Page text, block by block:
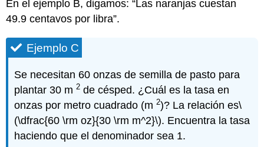
En el ejemplo B, digamos: “Las naranjas cuestan
49.9 centavos por libra”.
Ejemplo C
Se necesitan 60 onzas de semilla de pasto para
plantar 30 m2 de césped. ¿Cuál es la tasa en
onzas por metro cuadrado (m2)? La relación es\
(\dfrac{60 \rm oz}{30 \rm m^2}\). Encuentra la tasa
haciendo que el denominador sea 1.